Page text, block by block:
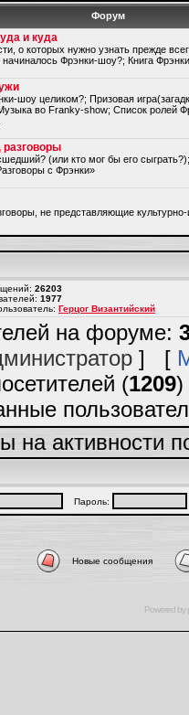
Форум
и куда
о которых нужно узнать прежде
Фрэнки-шоу?; Книга
шоу целиком?; Призовая
во Franky-show; Список ролей
(или кто мог бы его
с Фрэнки»
не представляющие культурно-
26203
1977
Герцог Византийский
на форуме:
] [
(1209)
на активности
Пароль:
Новые сообщения
Powered by